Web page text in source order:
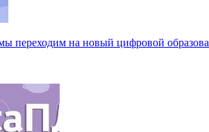
переходим на новый цифровой